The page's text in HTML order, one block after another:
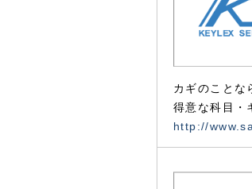
カギのことな
得意な科目
http://